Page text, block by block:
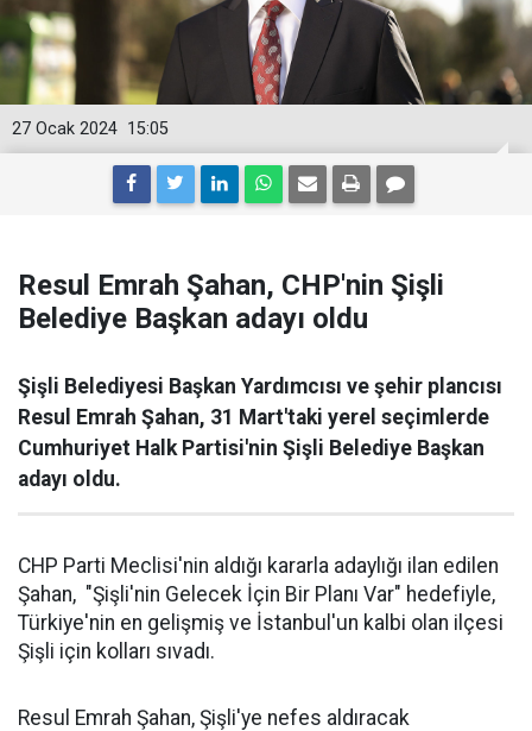
15:05
27 Ocak 2024
Resul Emrah Şahan, CHP'nin Şişli
Belediye Başkan adayı oldu
Şişli Belediyesi Başkan Yardımcısı ve şehir plancısı
Resul Emrah Şahan, 31 Mart'taki yerel seçimlerde
Cumhuriyet Halk Partisi'nin Şişli Belediye Başkan
adayı oldu.
CHP Parti Meclisi'nin aldığı kararla adaylığı ilan edilen
Şahan, "Şişli'nin Gelecek İçin Bir Planı Var" hedefiyle,
Türkiye'nin en gelişmiş ve İstanbul'un kalbi olan ilçesi
Şişli için kolları sıvadı.
Resul Emrah Şahan, Şişli'ye nefes aldıracak